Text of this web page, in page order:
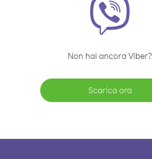
Non hai ancora Viber?
Scarica ora